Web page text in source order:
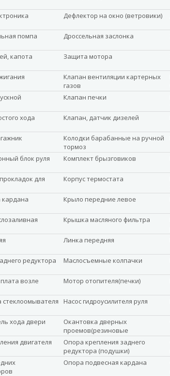
Дефлектор на окно (ветровики)
помпа Дроссельная заслонка
капота Защита мотора
Клапан вентиляции картерных
газов
Клапан печки
хода
Клапан, датчик дизелей
Колодки барабанные на ручной
тормоз
блок руля Комплект брызговиков
для
Корпус термостата
кардана Крыло передние левое
Крышка масляного фильтра
Линка передняя
редуктора Маслосъемные колпачки
возле
Мотор отопителя(печки)
стеклоомывателя Насос гидроусилителя руля
хода двери
Окантовка дверных
проемов(резиновые
уплотнители)
двигателя
Опора крепления заднего
редуктора (подушки)
Опора подвесная кардана